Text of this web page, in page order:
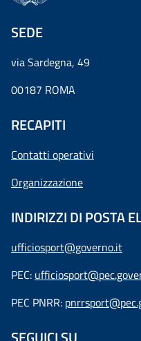
SEDE
via Sardegna, 49
00187 ROMA
RECAPITI
Contatti operativi
Organizzazione
INDIRIZZI DI POSTA
ufficiosport@governo.it
PEC:
PEC PNRR: